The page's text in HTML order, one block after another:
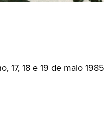
17, 18 e 19 de maio 1985